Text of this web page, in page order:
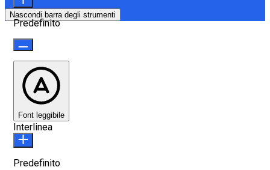
Nascondi barra degli strumenti
Predefinito
Font leggibile
Interlinea
Predefinito